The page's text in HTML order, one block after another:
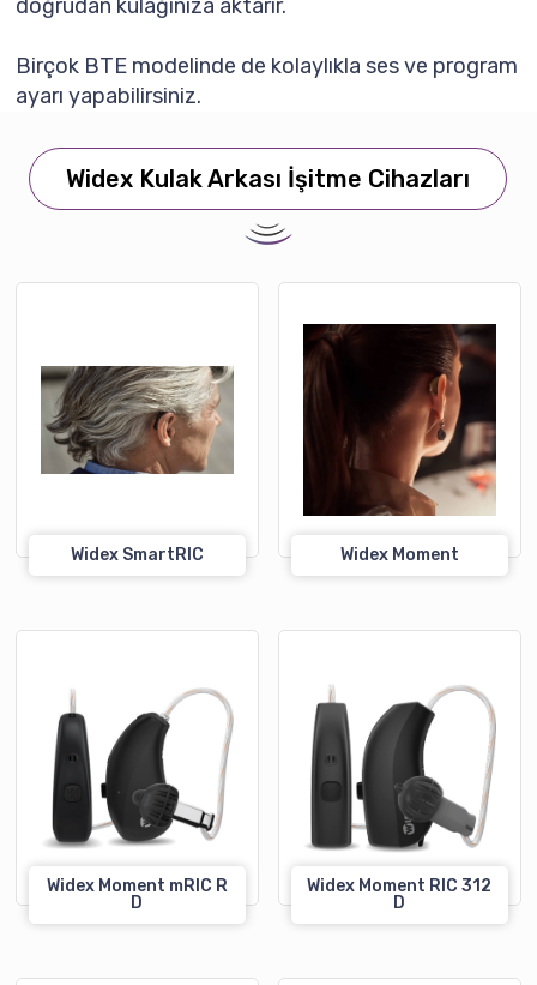
doğrudan kulağınıza aktarır.
Birçok BTE modelinde de kolaylıkla ses ve program
ayarı yapabilirsiniz.
Widex Kulak Arkası İşitme Cihazları
Widex SmartRIC Widex Moment
Widex Moment mRIC R
D
Widex Moment RIC 312
D